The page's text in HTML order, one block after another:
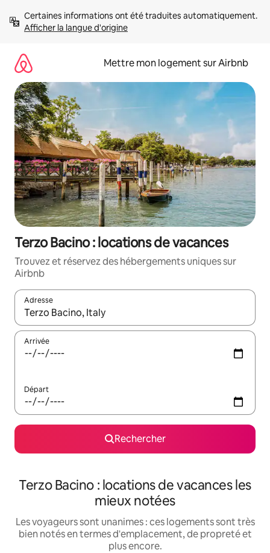
directement
Afficher la langue d'origine
Mettre mon logement sur Airbnb
Terzo Bacino : locations de vacances
Trouvez et réservez des hébergements uniques sur
Airbnb
Adresse
Lorsque les résultats s'affichent, utilisez les flèches vers le
Arrivée
Départ
Rechercher
Terzo Bacino : locations de vacances les
mieux notées
Les voyageurs sont unanimes : ces logements sont très
bien notés en termes d'emplacement, de propreté et
plus encore.